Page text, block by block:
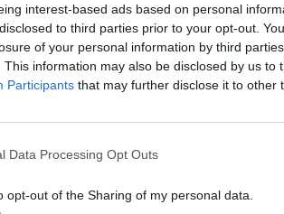
interest-based ads based on personal
to third parties prior to your opt-out.
of your personal information by third
This information may also be disclosed by us to
Participants that may further disclose it to other
Data Processing Opt Outs
opt-out of the Sharing of my personal data.
/Bohnen Rezepte/
Rezepte/
/Single Rezepte/